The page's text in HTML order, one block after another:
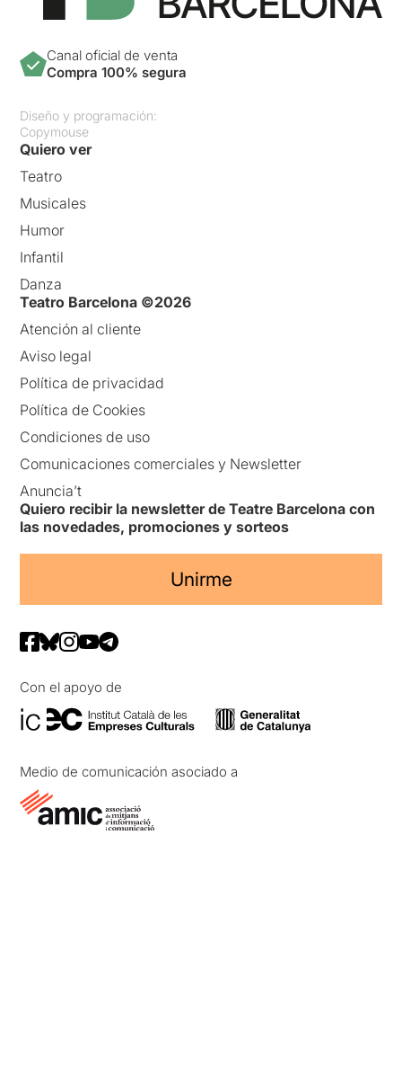
Canal oficial de venta
Compra 100% segura
Diseño y programación:
Copymouse
Quiero ver
Teatro
Musicales
Humor
Infantil
Danza
Teatro Barcelona ©2026
Atención al cliente
Aviso legal
Política de privacidad
Política de Cookies
Condiciones de uso
Comunicaciones comerciales y Newsletter
Anuncia’t
Quiero recibir la newsletter de Teatre Barcelona con
las novedades, promociones y sorteos
Unirme
Con el apoyo de
Medio de comunicación asociado a